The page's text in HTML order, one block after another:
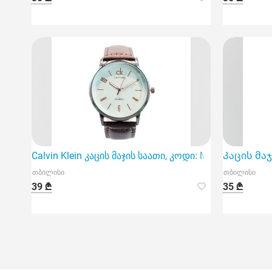
Calvin Klein კაცის მაჯის საათი, კოდი: M-52, არის
თბილისი
39 ₾
Კაცის
თბილისი
35 ₾